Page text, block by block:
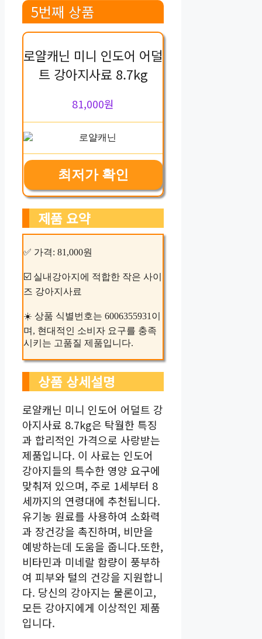
5번째 상품
로얄캐닌 미니 인도어 어덜
트 강아지사료 8.7kg
81,000원
최저가 확인
제품 요약
✅ 가격: 81,000원
☑️ 실내강아지에 적합한 작은 사이
즈 강아지사료
☀️ 상품 식별번호는 6006355931이
며, 현대적인 소비자 요구를 충족
시키는 고품질 제품입니다.
상품 상세설명
로얄캐닌 미니 인도어 어덜트 강
아지사료 8.7kg은 탁월한 특징
과 합리적인 가격으로 사랑받는
제품입니다. 이 사료는 인도어
강아지들의 특수한 영양 요구에
맞춰져 있으며, 주로 1세부터 8
세까지의 연령대에 추천됩니다.
유기농 원료를 사용하여 소화력
과 장건강을 촉진하며, 비만을
예방하는데 도움을 줍니다.또한,
비타민과 미네랄 함량이 풍부하
여 피부와 털의 건강을 지원합니
다. 당신의 강아지는 물론이고,
모든 강아지에게 이상적인 제품
입니다.